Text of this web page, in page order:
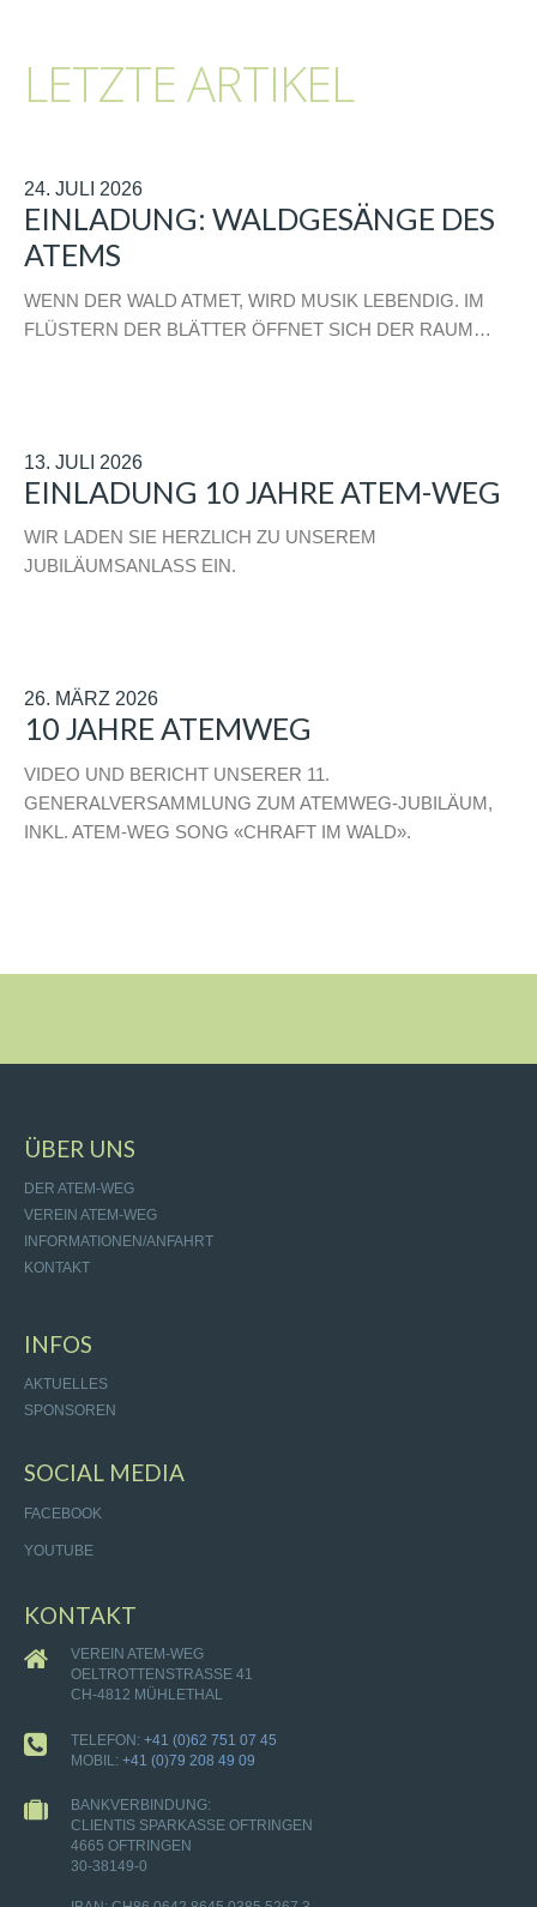
LETZTE ARTIKEL
24. JULI 2026
EINLADUNG: WALDGESÄNGE DES
ATEMS
WENN DER WALD ATMET, WIRD MUSIK LEBENDIG. IM
FLÜSTERN DER BLÄTTER ÖFFNET SICH DER RAUM…
13. JULI 2026
EINLADUNG 10 JAHRE ATEM-WEG
WIR LADEN SIE HERZLICH ZU UNSEREM
JUBILÄUMSANLASS EIN.
26. MÄRZ 2026
10 JAHRE ATEMWEG
VIDEO UND BERICHT UNSERER 11.
GENERALVERSAMMLUNG ZUM ATEMWEG-JUBILÄUM,
INKL. ATEM-WEG SONG «CHRAFT IM WALD».
ÜBER UNS
DER ATEM-WEG
VEREIN ATEM-WEG
INFORMATIONEN/ANFAHRT
KONTAKT
INFOS
AKTUELLES
SPONSOREN
SOCIAL MEDIA
FACEBOOK
YOUTUBE
KONTAKT
VEREIN ATEM-WEG
OELTROTTENSTRASSE 41
CH-4812 MÜHLETHAL
TELEFON: +41 (0)62 751 07 45
MOBIL: +41 (0)79 208 49 09
BANKVERBINDUNG:
CLIENTIS SPARKASSE OFTRINGEN
4665 OFTRINGEN
30-38149-0